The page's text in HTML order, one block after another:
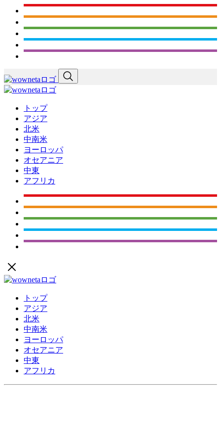
トップ
アジア
北米
中南米
ヨーロッパ
オセアニア
中東
アフリカ
トップ
アジア
北米
中南米
ヨーロッパ
オセアニア
中東
アフリカ